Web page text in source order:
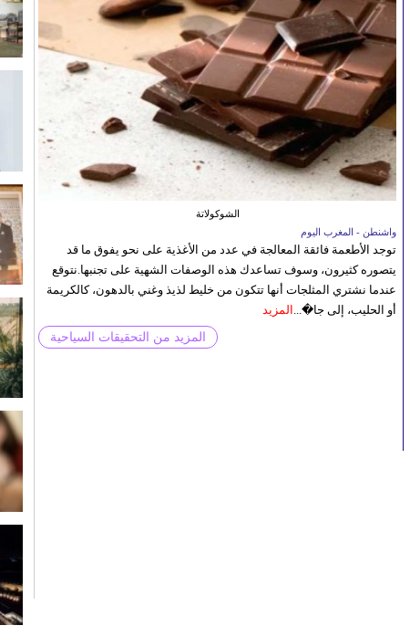
الشوكولاتة
واشنطن - المغرب اليوم
توجد الأطعمة فائقة المعالجة في عدد من الأغذية على نحو يفوق ما قد
يتصوره كثيرون، وسوف تساعدك هذه الوصفات الشهية على تجنبها.نتوقع
عندما نشتري المثلجات أنها تتكون من خليط لذيذ وغني بالدهون، كالكريمة
أو الحليب، إلى جا�... المزيد
المزيد من التحقيقات السياحية